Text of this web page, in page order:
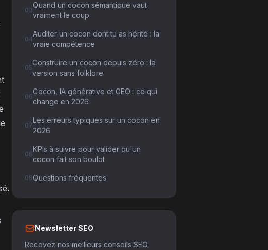
03
Quand un cocon sémantique vaut
vraiment le coup
04
Auditer un cocon dont tu as hérité : la
vraie compétence
05
Construire un cocon depuis zéro : la
version sans folklore
06
Cocon, IA générative et GEO : ce qui
change en 2026
07
Les erreurs typiques sur un cocon en
2026
08
KPIs à suivre pour valider qu'un
cocon fait son boulot
09Questions fréquentes
Newsletter SEO
Recevez nos meilleurs conseils SEO